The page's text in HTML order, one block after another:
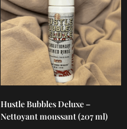
Hustle Bubbles Deluxe –
Nettoyant moussant (207 ml)